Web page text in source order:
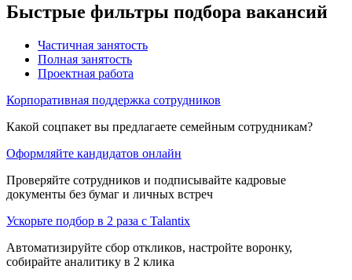
Быстрые фильтры подбора вакансий
Частичная занятость
Полная занятость
Проектная работа
Корпоративная поддержка сотрудников
Какой соцпакет вы предлагаете семейным сотрудникам?
Оформляйте кандидатов онлайн
Проверяйте сотрудников и подписывайте кадровые
документы без бумаг и личных встреч
Ускорьте подбор в 2 раза с Talantix
Автоматизируйте сбор откликов, настройте воронку,
собирайте аналитику в 2 клика